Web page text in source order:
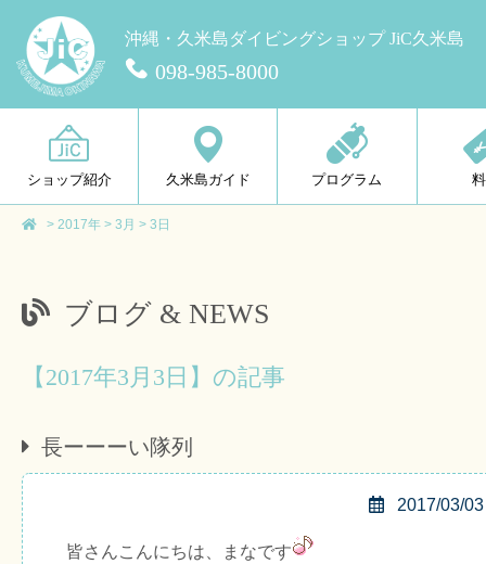
沖縄・久米島ダイビングショップ JiC久米島
098-985-8000
ショップ紹介 久米島ガイド プログラム
> 2017年 > 3月 > 3日
ブログ & NEWS
【2017年3月3日】の記事
長ーーーい隊列
2017/03/03
皆さんこんにちは、まなです